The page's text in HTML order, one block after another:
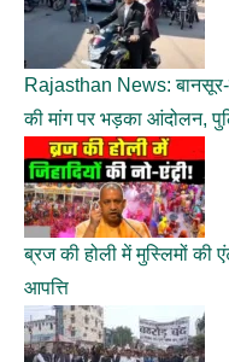
Rajasthan News: बानसूर-
की मांग पर भड़का आंदोलन,
ब्रज की होली में मुस्लिमों की
आपत्ति